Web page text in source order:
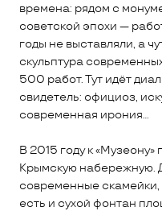
времена: рядом с
советской эпохи —
годы не выставляли, а
скульптура
500 работ. Тут идёт
свидетель: официоз,
современная ирония...
В 2015 году к
Крымскую набережную.
современные скамейки,
есть и сухой фонтан